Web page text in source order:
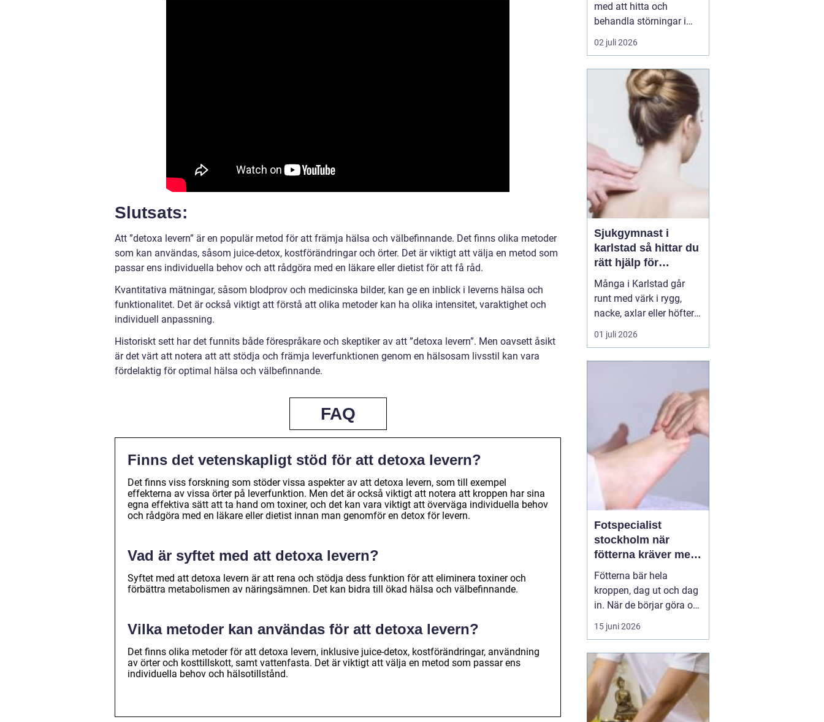
Slutsats:
Att ”detoxa levern” är en populär metod för att främja hälsa och välbefinnande. Det finns olika metoder
som kan användas, såsom juice-detox, kostförändringar och örter. Det är viktigt att välja en metod som
passar ens individuella behov och att rådgöra med en läkare eller dietist för att få råd.
Kvantitativa mätningar, såsom blodprov och medicinska bilder, kan ge en inblick i leverns hälsa och
funktionalitet. Det är också viktigt att förstå att olika metoder kan ha olika intensitet, varaktighet och
individuell anpassning.
Historiskt sett har det funnits både förespråkare och skeptiker av att ”detoxa levern”. Men oavsett åsikt
är det värt att notera att att stödja och främja leverfunktionen genom en hälsosam livsstil kan vara
fördelaktig för optimal hälsa och välbefinnande.
FAQ
Finns det vetenskapligt stöd för att detoxa levern?
Det finns viss forskning som stöder vissa aspekter av att detoxa levern, som till exempel
effekterna av vissa örter på leverfunktion. Men det är också viktigt att notera att kroppen har sina
egna effektiva sätt att ta hand om toxiner, och det kan vara viktigt att överväga individuella behov
och rådgöra med en läkare eller dietist innan man genomför en detox för levern.
Vad är syftet med att detoxa levern?
Syftet med att detoxa levern är att rena och stödja dess funktion för att eliminera toxiner och
förbättra metabolismen av näringsämnen. Det kan bidra till ökad hälsa och välbefinnande.
Vilka metoder kan användas för att detoxa levern?
Det finns olika metoder för att detoxa levern, inklusive juice-detox, kostförändringar, användning
av örter och kosttillskott, samt vattenfasta. Det är viktigt att välja en metod som passar ens
individuella behov och hälsotillstånd.
med att hitta och
behandla störningar i
kroppens leder, muskler
och nervsystem. Målet
smärta, bättre rörlighet
och en vardag som
fungerar igen.
Kiropraktik passar
många som kämpar
med återkommande
ryggont...
02 juli 2026
Sjukgymnast i
karlstad så hittar du
rätt hjälp för
kroppen
Många i Karlstad går
runt med värk i rygg,
nacke, axlar eller höfter
utan att söka hjälp.
Andra har råkat ut för en
släppa. En legitimerad
sjukgymnast kan då
göra stor skillnad.
Genom n...
01 juli 2026
Fotspecialist
stockholm när
fötterna kräver mer
än vanliga sulor
Fötterna bär hela
kroppen, dag ut och dag
in. När de börjar göra ont
påverkas mer än bara
stegen sömn, träning,
lidande. Många försöker
länge med egenvård,
inlägg från sportbutiken
eller vila, men
15 juni 2026